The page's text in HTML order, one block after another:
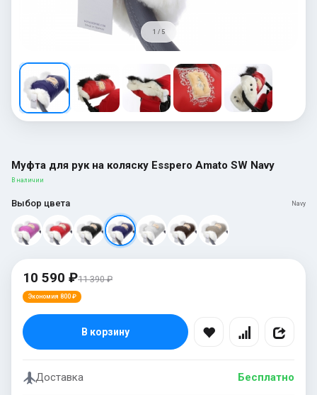
1 / 5
Муфта для рук на коляску Esspero Amato SW Navy
В наличии
Выбор цвета Navy
10 590 ₽11 390 ₽
Экономия 800 ₽
В корзину
Доставка Бесплатно